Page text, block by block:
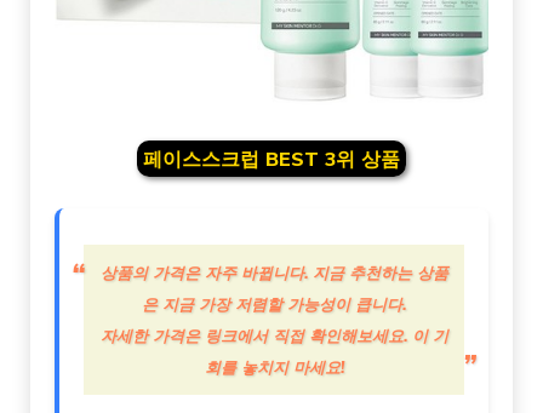
페이스스크럽 BEST 3위 상품
상품의 가격은 자주 바뀝니다. 지금 추천하는 상품
은 지금 가장 저렴할 가능성이 큽니다.
자세한 가격은 링크에서 직접 확인해보세요. 이 기
회를 놓치지 마세요!